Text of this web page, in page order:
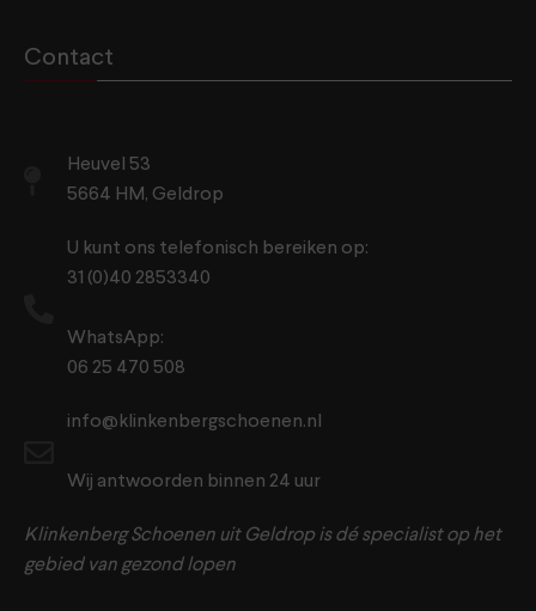
Contact
Heuvel 53
5664 HM, Geldrop
U kunt ons telefonisch bereiken op:
31 (0)40 2853340
WhatsApp:
06 25 470 508
info@klinkenbergschoenen.nl
Wij antwoorden binnen 24 uur
Klinkenberg Schoenen uit Geldrop is dé specialist op het
gebied van gezond lopen